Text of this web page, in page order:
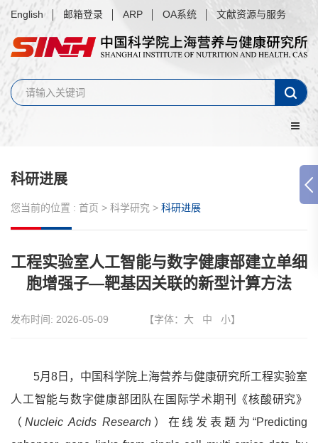
English 邮箱登录 ARP OA系统 文献资源与服务
科研进展
您当前的位置 : 首页 > 科学研究 > 科研进展
工程实验室人工智能与数字健康部建立单细
胞增强子—靶基因关联的新型计算方法
发布时间: 2026-05-09 【字体： 大 中 小】
5月8日，中国科学院上海营养与健康研究所工程实验室
人工智能与数字健康部团队在国际学术期刊《核酸研究》
（ Nucleic Acids Research）在线发表题为“Predicting